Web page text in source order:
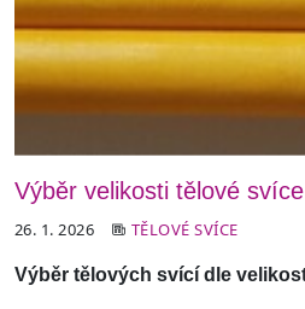
Výběr velikosti tělové svíce
26. 1. 2026 TĚLOVÉ SVÍCE
Výběr tělových svící dle